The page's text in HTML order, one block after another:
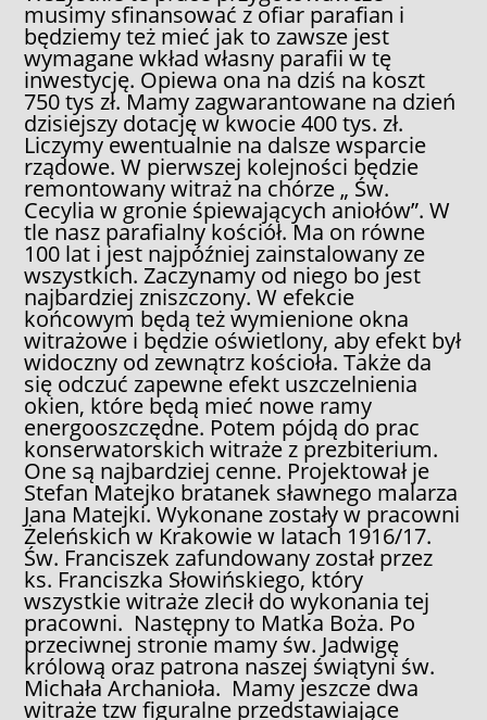
musimy sfinansować z ofiar parafian i
będziemy też mieć jak to zawsze jest
wymagane wkład własny parafii w tę
inwestycję. Opiewa ona na dziś na koszt
750 tys zł. Mamy zagwarantowane na dzień
dzisiejszy dotację w kwocie 400 tys. zł.
Liczymy ewentualnie na dalsze wsparcie
rządowe. W pierwszej kolejności będzie
remontowany witraż na chórze „ Św.
Cecylia w gronie śpiewających aniołów”. W
tle nasz parafialny kościół. Ma on równe
100 lat i jest najpóźniej zainstalowany ze
wszystkich. Zaczynamy od niego bo jest
najbardziej zniszczony. W efekcie
końcowym będą też wymienione okna
witrażowe i będzie oświetlony, aby efekt był
widoczny od zewnątrz kościoła. Także da
się odczuć zapewne efekt uszczelnienia
okien, które będą mieć nowe ramy
energooszczędne. Potem pójdą do prac
konserwatorskich witraże z prezbiterium.
One są najbardziej cenne. Projektował je
Stefan Matejko bratanek sławnego malarza
Jana Matejki. Wykonane zostały w pracowni
Żeleńskich w Krakowie w latach 1916/17.
Św. Franciszek zafundowany został przez
ks. Franciszka Słowińskiego, który
wszystkie witraże zlecił do wykonania tej
pracowni. Następny to Matka Boża. Po
przeciwnej stronie mamy św. Jadwigę
królową oraz patrona naszej świątyni św.
Michała Archanioła. Mamy jeszcze dwa
witraże tzw figuralne przedstawiające